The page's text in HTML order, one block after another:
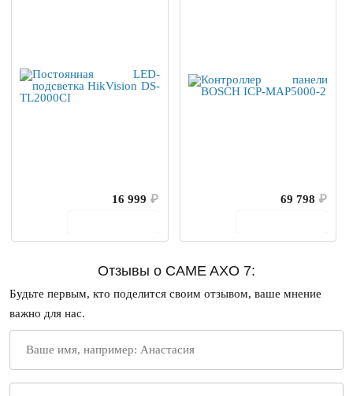
16 999 ₽
69 798 ₽
Отзывы о CAME AXO 7:
Будьте первым, кто поделится своим отзывом, ваше мнение
важно для нас.